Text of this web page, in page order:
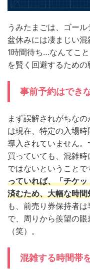
うみたまごは、ゴー
盆休みには凄まじい
1時間待ち…なんてこ
を賢く回避するための
事前予約はでき
まず誤解されがちな
は現在、特定の入場
導入されていません
買っていても、混雑
ではないということ
っていれば、「チケッ
済むため、大幅な時間
も、前売り券保持者
で、周りから羨望の
（笑）。
混雑する時間帯